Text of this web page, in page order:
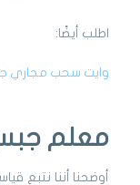
اطلب أيضًا:
وايت سحب مجاري
معلم
أوضحنا أننا نتبع